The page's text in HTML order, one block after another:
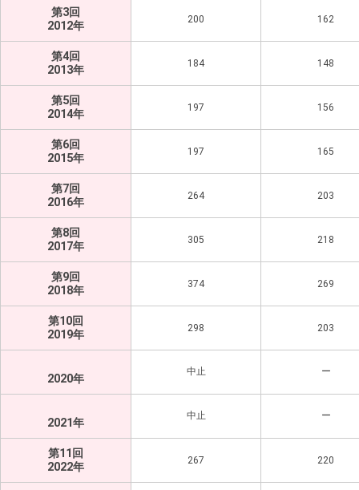
第3回
2012年
200 162
第4回
2013年
184 148
第5回
2014年
197 156
第6回
2015年
197 165
第7回
2016年
264 203
第8回
2017年
305 218
第9回
2018年
374 269
第10回
2019年
298 203
2020年
中止 ー
2021年
中止 ー
第11回
2022年
267 220